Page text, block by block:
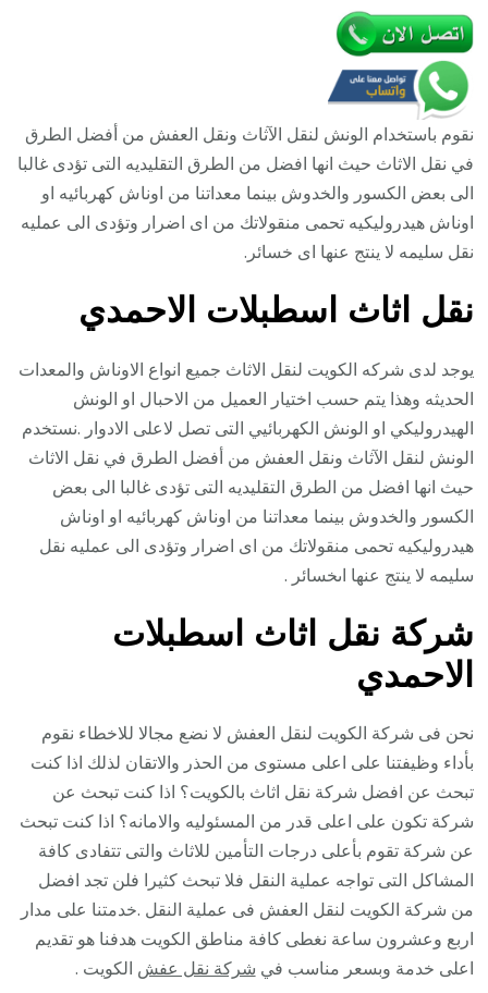
نقوم باستخدام الونش لنقل الآثاث ونقل العفش من أفضل الطرق
في نقل الاثاث حيث انها افضل من الطرق التقليديه التى تؤدى غالبا
الى بعض الكسور والخدوش بينما معداتنا من اوناش كهربائيه او
اوناش هيدروليكيه تحمى منقولاتك من اى اضرار وتؤدى الى عمليه
نقل سليمه لا ينتج عنها اى خسائر.
نقل اثاث اسطبلات الاحمدي
يوجد لدى شركه الكويت لنقل الاثاث جميع انواع الاوناش والمعدات
الحديثه وهذا يتم حسب اختيار العميل من الاحبال او الونش
الهيدروليكي او الونش الكهربائيي التى تصل لاعلى الادوار .نستخدم
الونش لنقل الآثاث ونقل العفش من أفضل الطرق في نقل الاثاث
حيث انها افضل من الطرق التقليديه التى تؤدى غالبا الى بعض
الكسور والخدوش بينما معداتنا من اوناش كهربائيه او اوناش
هيدروليكيه تحمى منقولاتك من اى اضرار وتؤدى الى عمليه نقل
سليمه لا ينتج عنها اىخسائر .
شركة نقل اثاث اسطبلات
الاحمدي
نحن فى شركة الكويت لنقل العفش لا نضع مجالا للاخطاء نقوم
بأداء وظيفتنا على اعلى مستوى من الحذر والاتقان لذلك اذا كنت
تبحث عن افضل شركة نقل اثاث بالكويت؟ اذا كنت تبحث عن
شركة تكون على اعلى قدر من المسئوليه والامانه؟ اذا كنت تبحث
عن شركة تقوم بأعلى درجات التأمين للاثاث والتى تتفادى كافة
المشاكل التى تواجه عملية النقل فلا تبحث كثيرا فلن تجد افضل
من شركة الكويت لنقل العفش فى عملية النقل .خدمتنا على مدار
اربع وعشرون ساعة نغطى كافة مناطق الكويت هدفنا هو تقديم
اعلى خدمة وبسعر مناسب في شركة نقل عفش الكويت .